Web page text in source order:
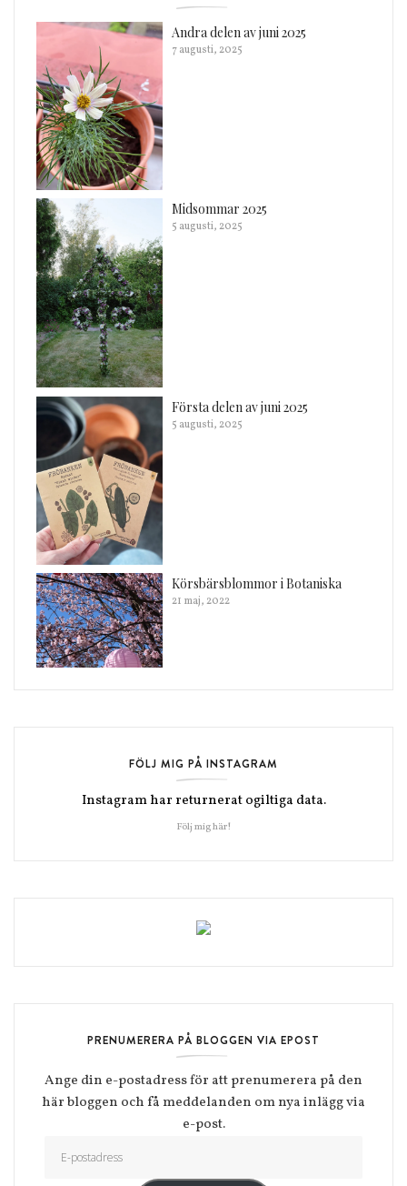
Andra delen av juni 2025
7 augusti, 2025
Midsommar 2025
5 augusti, 2025
Första delen av juni 2025
5 augusti, 2025
Körsbärsblommor i Botaniska
21 maj, 2022
FÖLJ MIG PÅ INSTAGRAM
Instagram har returnerat ogiltiga data.
Följ mig här!
PRENUMERERA PÅ BLOGGEN VIA EPOST
Ange din e-postadress för att prenumerera på den
här bloggen och få meddelanden om nya inlägg via
e-post.